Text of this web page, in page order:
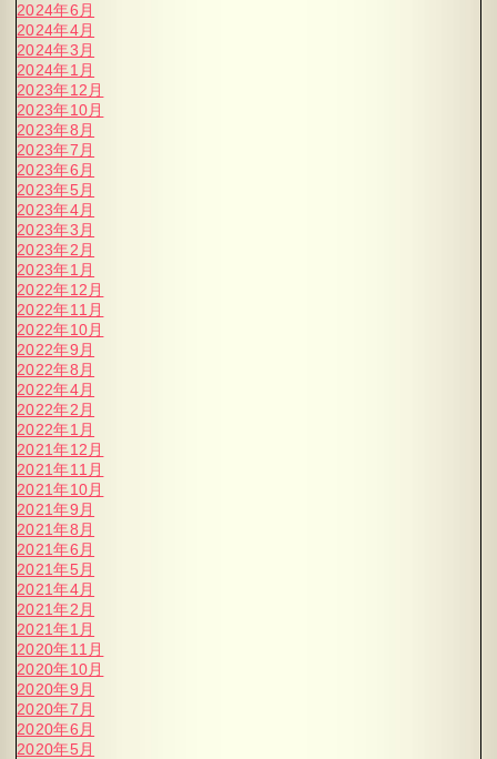
2024年6月
2024年4月
2024年3月
2024年1月
2023年12月
2023年10月
2023年8月
2023年7月
2023年6月
2023年5月
2023年4月
2023年3月
2023年2月
2023年1月
2022年12月
2022年11月
2022年10月
2022年9月
2022年8月
2022年4月
2022年2月
2022年1月
2021年12月
2021年11月
2021年10月
2021年9月
2021年8月
2021年6月
2021年5月
2021年4月
2021年2月
2021年1月
2020年11月
2020年10月
2020年9月
2020年7月
2020年6月
2020年5月